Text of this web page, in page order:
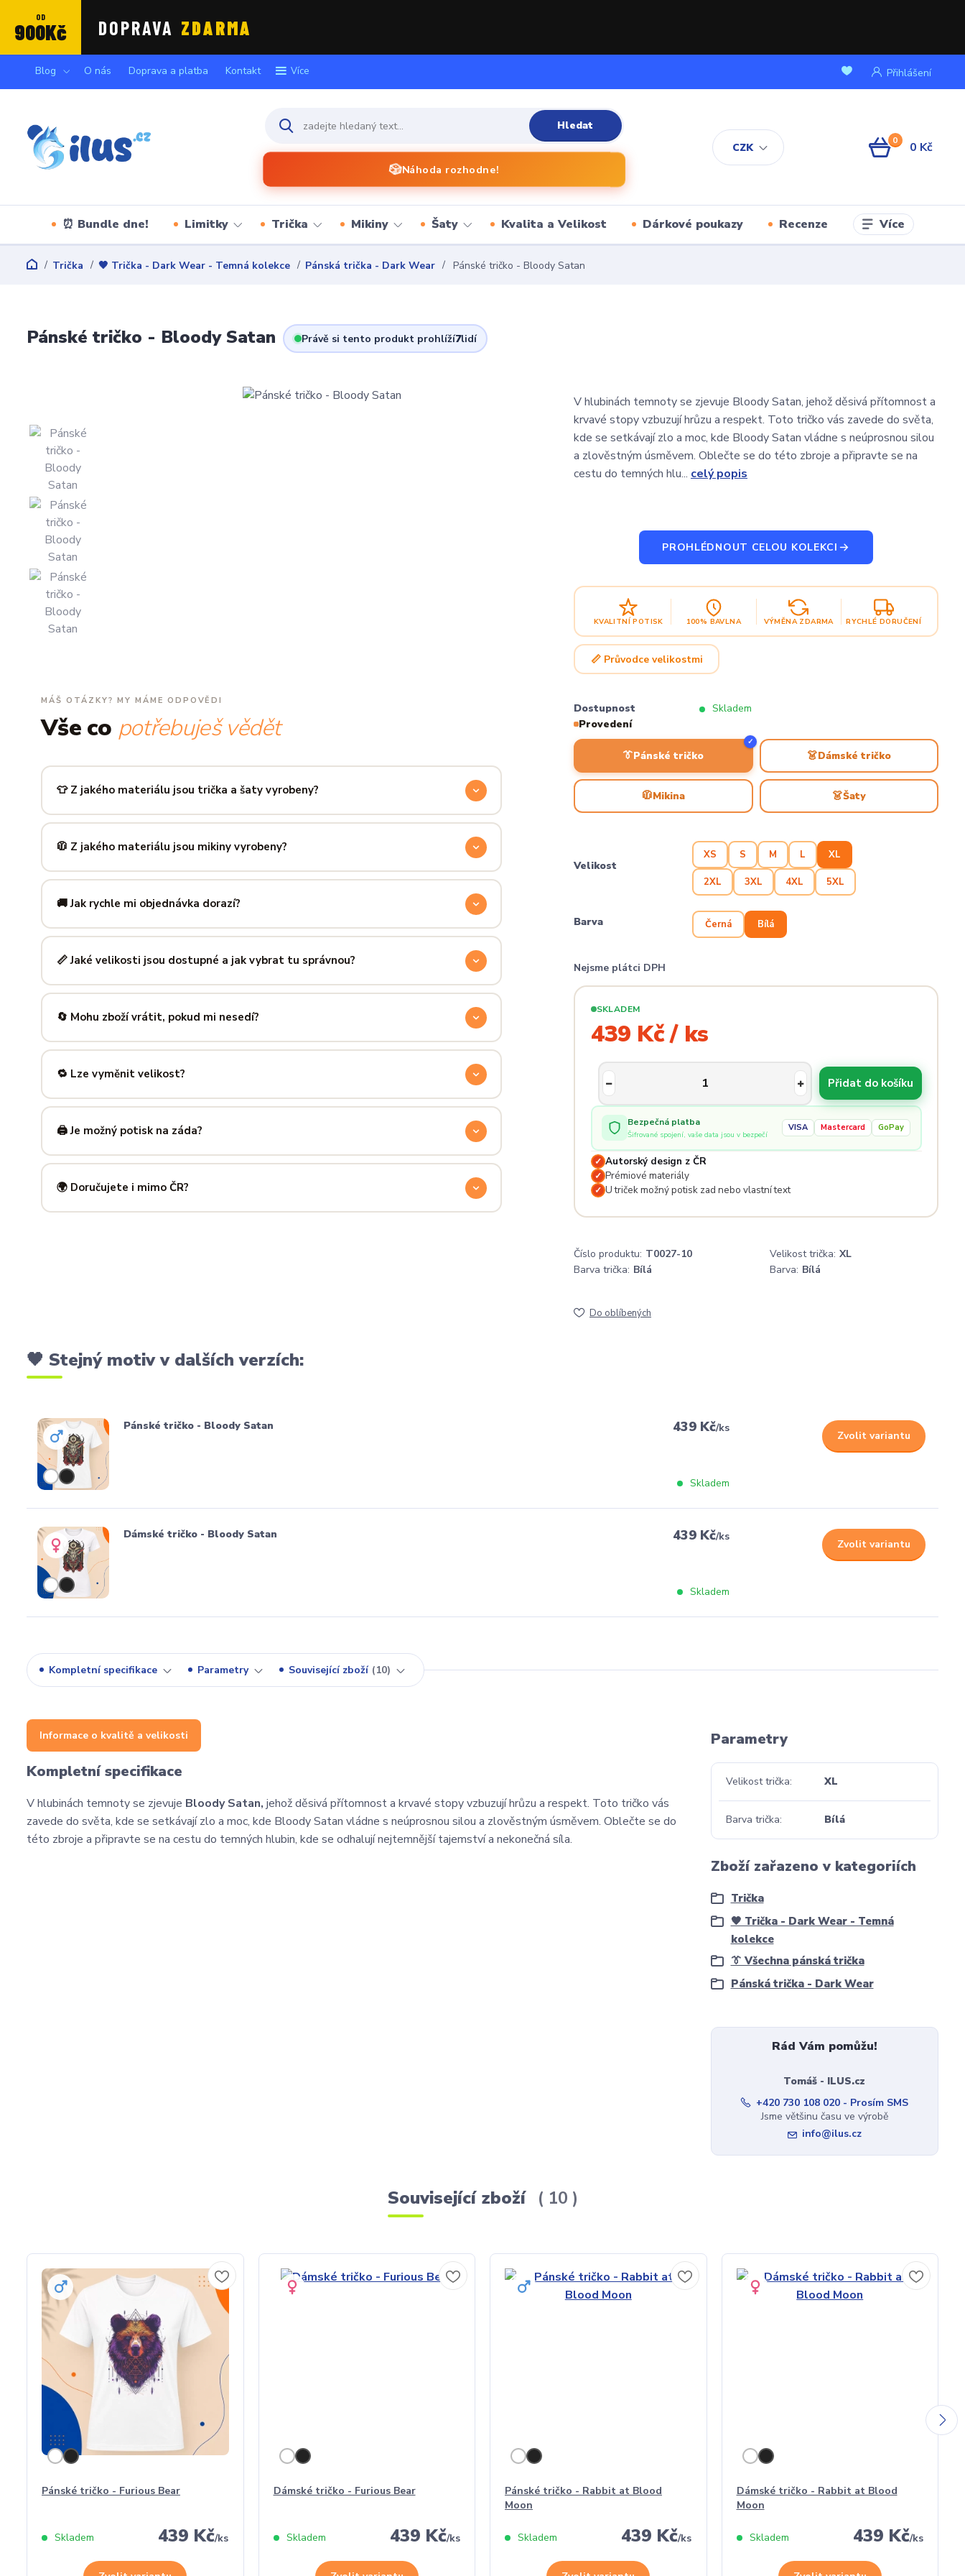
OD
900Kč DOPRAVA ZDARMA
Blog O nás Doprava a platba Kontakt Více
CZK
Přihlášení
Hledat
🎲Náhoda rozhodne!
0 0 Kč
⏰ Bundle dne! Limitky Trička Mikiny Šaty Kvalita a Velikost Dárkové poukazy Recenze Více
Trička 🖤 Trička - Dark Wear - Temná kolekce Pánská trička - Dark Wear Pánské tričko - Bloody Satan
Pánské tričko - Bloody Satan Právě si tento produkt prohlíží7lidí
MÁŠ OTÁZKY? MY MÁME ODPOVĚDI
Vše co potřebuješ vědět
👕 Z jakého materiálu jsou trička a šaty vyrobeny?
Používáme prémiovou 100% bavlnu — měkkou na dotek, prodyšnou a odolnou. Produkt si
zachová tvar i barvu i po desítkách praní. Kvalita, kterou pocítíš hned při prvním oblečení.
🧥 Z jakého materiálu jsou mikiny vyrobeny?
Mikiny šijeme ze směsi80 % bavlny a 20 % polyesteru— příjemně hřejivá, pevná a zároveň
prodyšná kombinace, která si dlouho drží tvar i po opakovaném praní.
🚚 Jak rychle mi objednávka dorazí?
Mimo sezónu balíme a odesíláme do 3 pracovních dní. Doručení přes PPL, GLS nebo Českou
poštu trvá obvykle 1–3 pracovní dny — zboží tak můžeš mít u sebe už za pár dní.
📏 Jaké velikosti jsou dostupné a jak vybrat tu správnou?
Nabízíme velikosti XS až 5XL, takže si vybere opravdu každý. Klikni naPrůvodce velikostmi
výše — najdeš tam přesné míry v cm a výběr velikosti bude hračka.
🔄 Mohu zboží vrátit, pokud mi nesedí?
Samozřejmě. Máš plných14 dní na vráceníbez udání důvodu. Stačí nás kontaktovat na
info@ilus.cza vše vyřídíme rychle a bez komplikací.
🔁 Lze vyměnit velikost?
Standardně výměnu nenabízíme, ale víme, že se to stane — proto se nebojte napsat na
info@ilus.cz. Většinou společně najdeme řešení, které vás potěší.
🖨️ Je možný potisk na záda?
Ano! Potisk zad je možný u většiny našich produktů — skvělé pro originální dárky nebo párové
kousky. Napiš nám předem na
🌍 Doručujete i mimo ČR?
V hlubinách temnoty se zjevuje Bloody Satan, jehož děsivá přítomnost a
krvavé stopy vzbuzují hrůzu a respekt. Toto tričko vás zavede do světa,
kde se setkávají zlo a moc, kde Bloody Satan vládne s neúprosnou silou
a zlověstným úsměvem. Oblečte se do této zbroje a připravte se na
cestu do temných hlu... celý popis
PROHLÉDNOUT CELOU KOLEKCI
KVALITNÍ POTISK 100% BAVLNA VÝMĚNA ZDARMA RYCHLÉ DORUČENÍ
📏 Průvodce velikostmi
Dostupnost
Skladem
Provedení
👔Pánské tričko
✓
👗Dámské tričko
🧥Mikina 👗Šaty
Velikost
XS S M L XL
2XL 3XL 4XL 5XL
Barva Černá Bílá
Nejsme plátci DPH
SKLADEM
439 Kč / ks
Přidat do košíku
Bezpečná platba
Šifrované spojení, vaše data jsou v bezpečí
VISA Mastercard GoPay
✓ Autorský design z ČR
✓ Prémiové materiály
✓ U triček možný potisk zad nebo vlastní text
Číslo produktu: T0027-10 Velikost trička: XL
Barva trička: Bílá Barva: Bílá
Do oblíbených
🖤 Stejný motiv v dalších verzích:
Pánské tričko - Bloody Satan 439 Kč/ks
Skladem
Zvolit variantu
Dámské tričko - Bloody Satan 439 Kč/ks
Skladem
Zvolit variantu
Kompletní specifikace Parametry Související zboží 10
Informace o kvalitě a velikosti
Kompletní specifikace
V hlubinách temnoty se zjevuje Bloody Satan, jehož děsivá přítomnost a krvavé stopy vzbuzují hrůzu a respekt. Toto tričko vás
zavede do světa, kde se setkávají zlo a moc, kde Bloody Satan vládne s neúprosnou silou a zlověstným úsměvem. Oblečte se do
této zbroje a připravte se na cestu do temných hlubin, kde se odhalují nejtemnější tajemství a nekonečná síla.
Parametry
Velikost trička XL
Barva trička Bílá
Zboží zařazeno v kategoriích
Trička
🖤 Trička - Dark Wear - Temná
kolekce
👔 Všechna pánská trička
Pánská trička - Dark Wear
Rád Vám pomůžu!
Tomáš - ILUS.cz
+420 730 108 020 - Prosím SMS
Jsme většinu času ve výrobě
info@ilus.cz
Související zboží 10
Pánské tričko - Furious Bear
439 Kč/ks
Skladem
Dámské tričko - Furious Bear
439 Kč/ks
Skladem
Pánské tričko - Rabbit at Blood
Moon
439 Kč/ks
Skladem
Dámské tričko - Rabbit at Blood
Moon
439 Kč/ks
Skladem